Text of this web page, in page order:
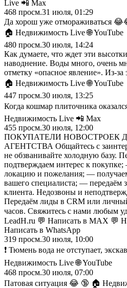
Live 📲 Max
468 просм.31 июля, 01:29
Да хорош уже отмораживаться
🏠 Недвижимость Live 🌐 YouTube
480 просм.30 июля, 14:24
Как думаете, что ждет эти
наводнение. Воды много, очень
отметку «опасное явление». Из-
🏠 Недвижимость Live 🌐 YouTube
447 просм.30 июля, 13:25
Когда кошмар плиточника
Недвижимость Live 📲 Max
455 просм.30 июля, 12:00
ПОКУПАТЕЛИ НОВОСТРОЕК
АГЕНТСТВА Общайтесь с
не обзванивайте холодную базу.
подтверждаем интерес к
локацию и пожелания; —
вашего специалиста; — передаём
клиента. Недозвоны и
Передаём лиды в CRM или
часов. Свяжитесь с нами любым
LeadH.ru 💬 Написать в MAX 💬
Написать в WhatsApp
319 просм.30 июля, 10:00
❗️ Тюмень вода не отступает,
Недвижимость Live 🌐 YouTube
468 просм.30 июля, 07:00
Патовая ситуация 😂 🔞 🏠